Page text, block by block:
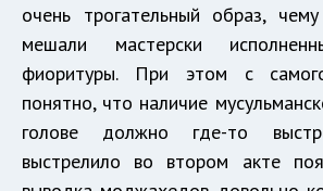
очень трогательный образ,
мешали мастерски
фиоритуры. При этом с
понятно, что наличие
голове должно где-то
выстрелило во втором акте